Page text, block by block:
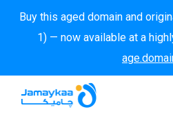
Buy this aged domain and
1) — now available at a